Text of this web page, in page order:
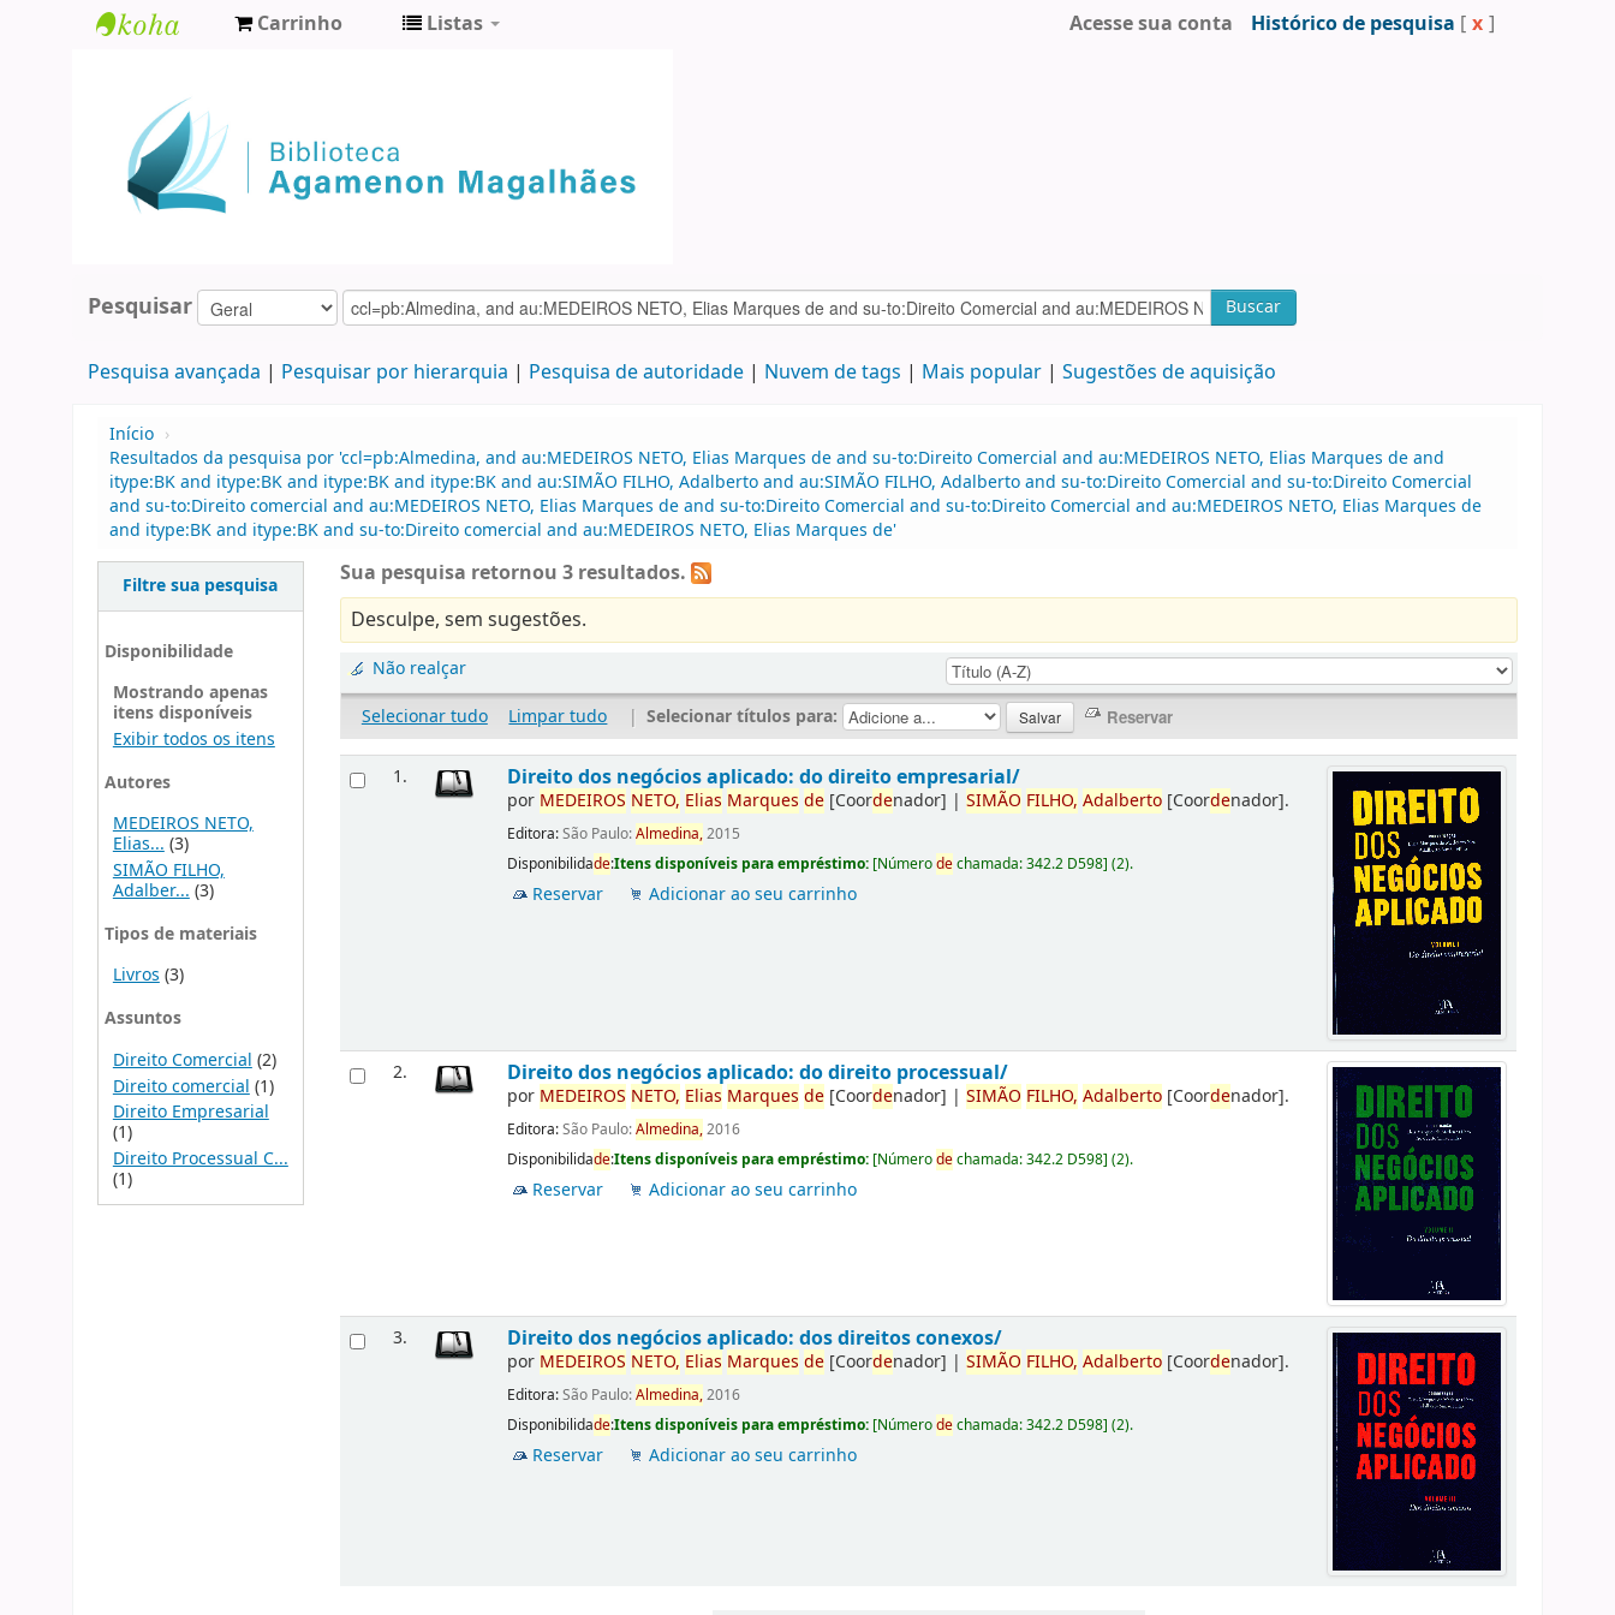
Agamenon
Magalhães
Carrinho Listas Acesse sua conta Histórico de pesquisa [ x ]
Pesquisar Buscar
Pesquisa avançada Pesquisar por hierarquia Pesquisa de autoridade Nuvem de tags Mais popular Sugestões de aquisição
Início ›
Resultados da pesquisa por 'ccl=pb:Almedina, and au:MEDEIROS NETO, Elias Marques de and su-to:Direito Comercial and au:MEDEIROS NETO, Elias Marques de and
itype:BK and itype:BK and itype:BK and itype:BK and au:SIMÃO FILHO, Adalberto and au:SIMÃO FILHO, Adalberto and su-to:Direito Comercial and su-to:Direito Comercial
and su-to:Direito comercial and au:MEDEIROS NETO, Elias Marques de and su-to:Direito Comercial and su-to:Direito Comercial and au:MEDEIROS NETO, Elias Marques de
and itype:BK and itype:BK and su-to:Direito comercial and au:MEDEIROS NETO, Elias Marques de'
Filtre sua pesquisa
Disponibilidade
Mostrando apenas
itens disponíveis
Exibir todos os itens
Autores
MEDEIROS NETO,
Elias...(3)
SIMÃO FILHO,
Adalber... (3)
Tipos de materiais
Livros(3)
Assuntos
Direito Comercial (2)
Direito comercial (1)
Direito Empresarial
(1)
Direito Processual C...
(1)
Sua pesquisa retornou 3 resultados.
Desculpe, sem sugestões.
Não realçar
Selecionar tudo
Limpar tudo | Selecionar títulos para:
1. Direito dos negócios aplicado: do direito empresarial/
por MEDEIROS NETO, Elias Marques de [Coordenador] |SIMÃO FILHO, Adalberto [Coordenador].
Editora:São Paulo:Almedina,2015
Disponibilidade:Itens disponíveis para empréstimo: [Númerodechamada:342.2 D598](2).
Reservar Adicionar ao seu carrinho
2. Direito dos negócios aplicado: do direito processual/
por MEDEIROS NETO, Elias Marques de [Coordenador] |SIMÃO FILHO, Adalberto [Coordenador].
Editora:São Paulo:Almedina,2016
Disponibilidade:Itens disponíveis para empréstimo: [Númerodechamada:342.2 D598](2).
Reservar Adicionar ao seu carrinho
3. Direito dos negócios aplicado: dos direitos conexos/
por MEDEIROS NETO, Elias Marques de [Coordenador] |SIMÃO FILHO, Adalberto [Coordenador].
Editora:São Paulo:Almedina,2016
Disponibilidade:Itens disponíveis para empréstimo: [Númerodechamada:342.2 D598](2).
Reservar Adicionar ao seu carrinho